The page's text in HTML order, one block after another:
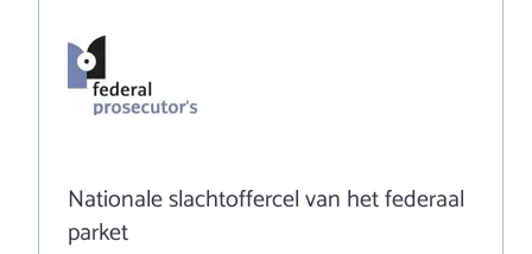
Nationale slachtoffercel van het federaal
parket